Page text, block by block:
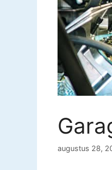
augustus 28,